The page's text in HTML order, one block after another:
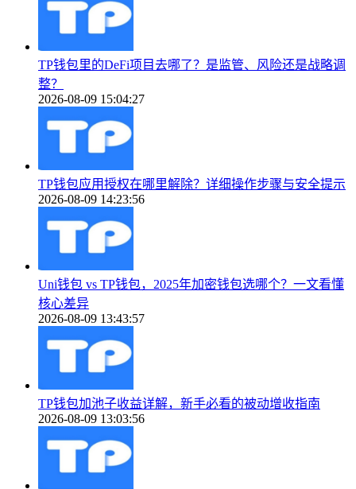
TP钱包里的DeFi项目去哪了？是监管、风险还是战略调
整？
2026-08-09 15:04:27
TP钱包应用授权在哪里解除？详细操作步骤与安全提示
2026-08-09 14:23:56
Uni钱包 vs TP钱包，2025年加密钱包选哪个？一文看懂
核心差异
2026-08-09 13:43:57
TP钱包加池子收益详解，新手必看的被动增收指南
2026-08-09 13:03:56